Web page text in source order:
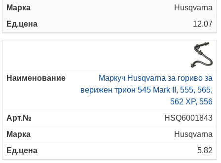
Husqvarna
12.07
Маркуч Husqvarna за гориво за
верижен трион 545 Mark II, 555, 565,
562 XP, 556
HSQ6001843
Husqvarna
5.82